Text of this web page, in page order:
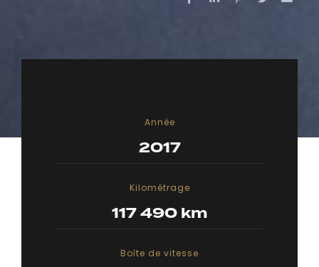
Année
2017
Kilométrage
117 490 km
Boîte de vitesse